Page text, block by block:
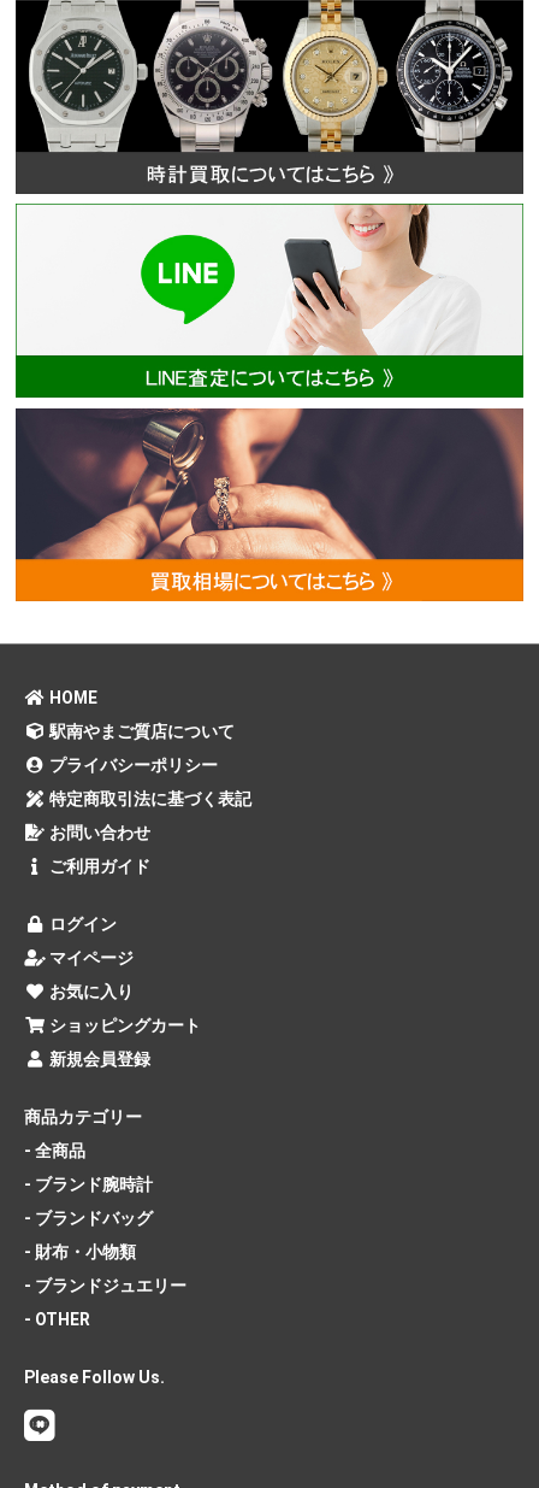
HOME
駅南やまご質店について
プライバシーポリシー
特定商取引法に基づく表記
お問い合わせ
ご利用ガイド
ログイン
マイページ
お気に入り
ショッピングカート
新規会員登録
商品カテゴリー
- 全商品
- ブランド腕時計
- ブランドバッグ
- 財布・小物類
- ブランドジュエリー
- OTHER
Please Follow Us.